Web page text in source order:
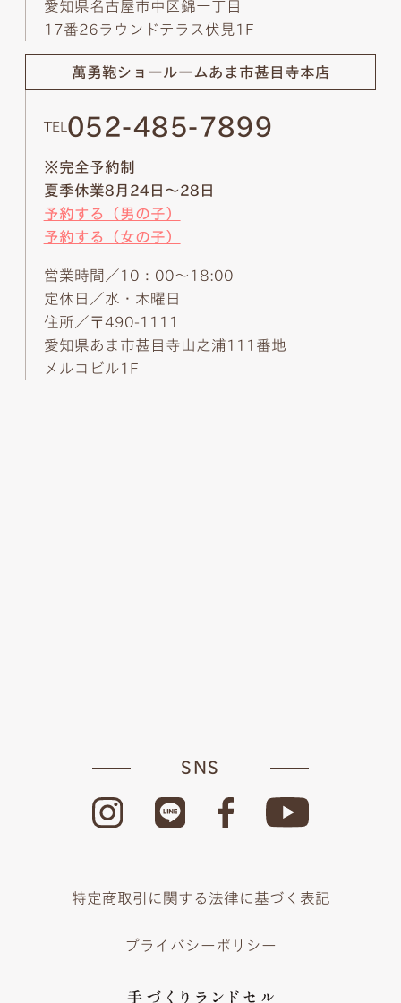
愛知県名古屋市中区錦一丁目
17番26ラウンドテラス伏見1F
萬勇鞄ショールームあま市甚目寺本店
TEL 052-485-7899
※完全予約制
夏季休業8月24日～28日
予約する（男の子）
予約する（女の子）
営業時間／10：00～18:00
定休日／水・木曜日
住所／〒490-1111
愛知県あま市甚目寺山之浦111番地
メルコビル1F
SNS
特定商取引に関する法律に基づく表記
プライバシーポリシー